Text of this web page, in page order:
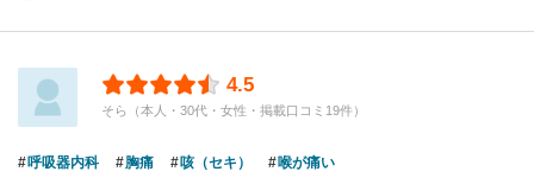
4.5
そら（本人・30代・女性・掲載口コミ19件）
呼吸器内科 胸痛 咳（セキ） 喉が痛い